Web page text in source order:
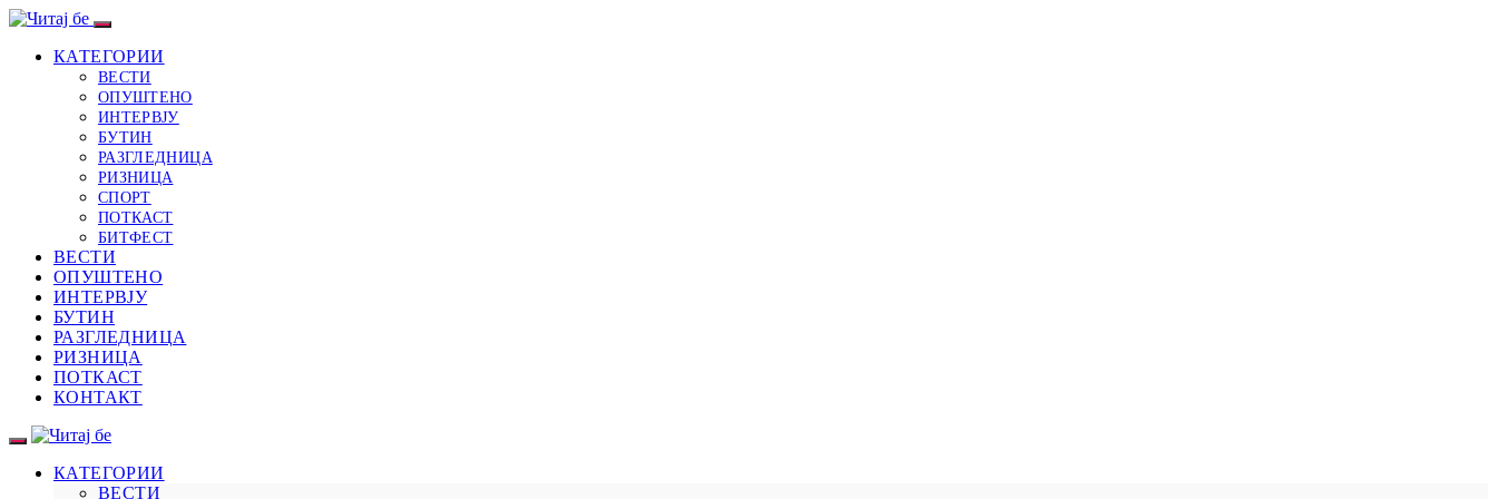
КАТЕГОРИИ
ВЕСТИ
ОПУШТЕНО
ИНТЕРВЈУ
БУТИН
РАЗГЛЕДНИЦА
РИЗНИЦА
СПОРТ
ПОТКАСТ
БИТФЕСТ
ВЕСТИ
ОПУШТЕНО
ИНТЕРВЈУ
БУТИН
РАЗГЛЕДНИЦА
РИЗНИЦА
ПОТКАСТ
КОНТАКТ
КАТЕГОРИИ
ВЕСТИ